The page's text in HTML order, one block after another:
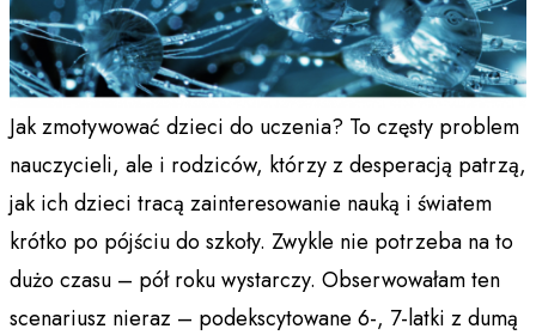
Jak zmotywować dzieci do uczenia? To częsty problem
nauczycieli, ale i rodziców, którzy z desperacją patrzą,
jak ich dzieci tracą zainteresowanie nauką i światem
krótko po pójściu do szkoły. Zwykle nie potrzeba na to
dużo czasu – pół roku wystarczy. Obserwowałam ten
scenariusz nieraz – podekscytowane 6-, 7-latki z dumą